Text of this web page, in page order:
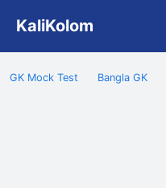
content
KaliKolom
GK Mock Test Bangla GK